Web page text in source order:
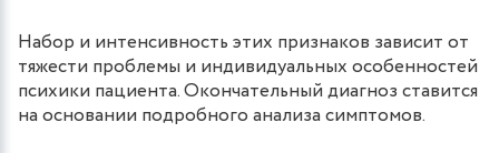
Набор и интенсивность этих признаков зависит от
тяжести проблемы и индивидуальных особенностей
психики пациента. Окончательный диагноз ставится
на основании подробного анализа симптомов.